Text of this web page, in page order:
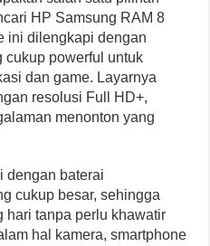
HP Samsung RAM 8
ini dilengkapi dengan
cukup powerful untuk
dan game. Layarnya
resolusi Full HD+,
menonton yang
dengan baterai
cukup besar, sehingga
hari tanpa perlu khawatir
hal kamera, smartphone